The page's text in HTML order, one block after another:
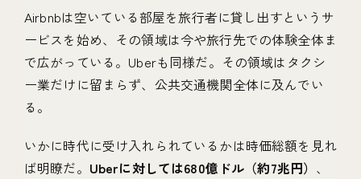
Airbnbは空いている部屋を旅行者に貸し出すというサ
ービスを始め、その領域は今や旅行先での体験全体ま
で広がっている。Uberも同様だ。その領域はタクシ
ー業だけに留まらず、公共交通機関全体に及んでい
る。
いかに時代に受け入れられているかは時価総額を見れ
ば明瞭だ。 Uberに対しては680億ドル（約7兆円） 、